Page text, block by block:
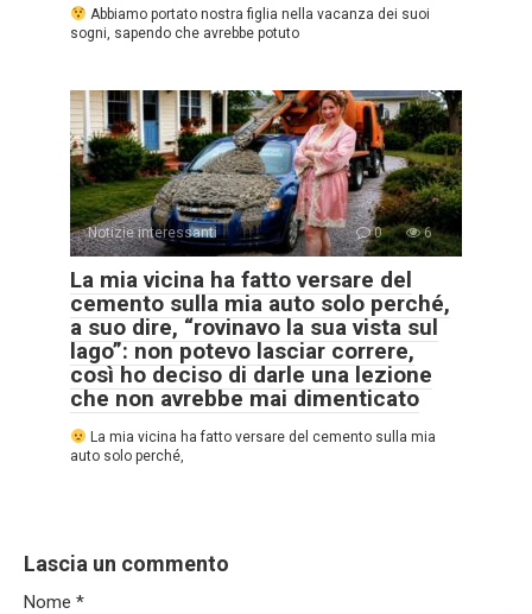
Abbiamo portato nostra figlia nella vacanza dei suoi
sogni, sapendo che avrebbe potuto
Notizie interessanti 0 6
La mia vicina ha fatto versare del
cemento sulla mia auto solo perché,
a suo dire, “rovinavo la sua vista sul
lago”: non potevo lasciar correre,
così ho deciso di darle una lezione
che non avrebbe mai dimenticato
La mia vicina ha fatto versare del cemento sulla mia
auto solo perché,
Lascia un commento
Nome *